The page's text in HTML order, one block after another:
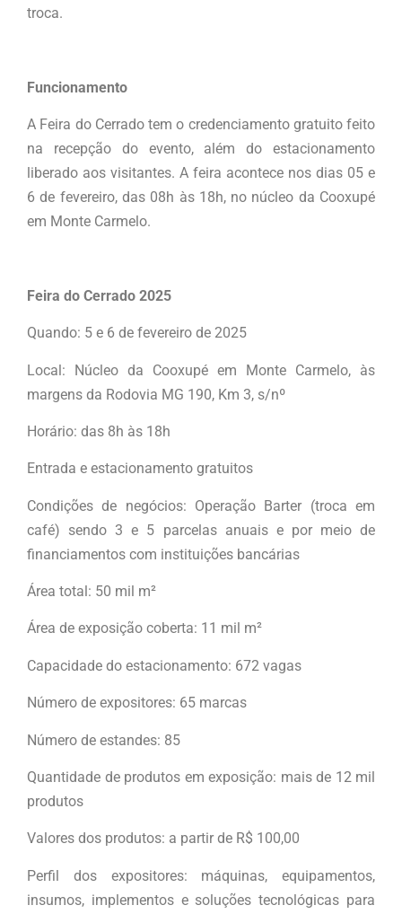
troca.
Funcionamento
A Feira do Cerrado tem o credenciamento gratuito feito
na recepção do evento, além do estacionamento
liberado aos visitantes. A feira acontece nos dias 05 e
6 de fevereiro, das 08h às 18h, no núcleo da Cooxupé
em Monte Carmelo.
Feira do Cerrado 2025
Quando: 5 e 6 de fevereiro de 2025
Local: Núcleo da Cooxupé em Monte Carmelo, às
margens da Rodovia MG 190, Km 3, s/nº
Horário: das 8h às 18h
Entrada e estacionamento gratuitos
Condições de negócios: Operação Barter (troca em
café) sendo 3 e 5 parcelas anuais e por meio de
financiamentos com instituições bancárias
Área total: 50 mil m²
Área de exposição coberta: 11 mil m²
Capacidade do estacionamento: 672 vagas
Número de expositores: 65 marcas
Número de estandes: 85
Quantidade de produtos em exposição: mais de 12 mil
produtos
Valores dos produtos: a partir de R$ 100,00
Perfil dos expositores: máquinas, equipamentos,
insumos, implementos e soluções tecnológicas para